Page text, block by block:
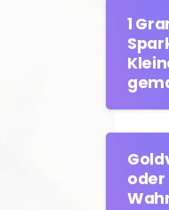
1
oder